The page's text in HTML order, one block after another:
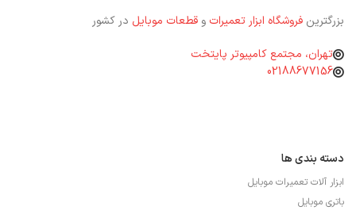
بزرگترین فروشگاه ابزار تعمیرات و قطعات موبایل در کشور
تهران، مجتمع کامپیوتر پایتخت
02188677156
دسته بندی ها
ابزار آلات تعمیرات موبایل
باتری موبایل